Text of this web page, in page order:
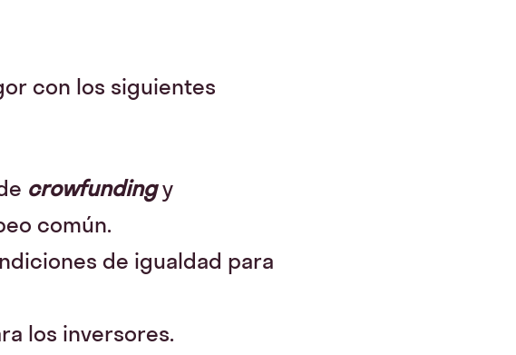
con los siguientes
crowfundingy
común.
de igualdad para
los inversores.